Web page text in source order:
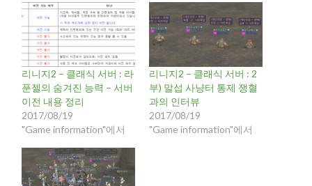
리니지2 – 클래식 서버 : 라
푼젤의 숨겨진 능력 – 서버
이전 내용 정리
2017/08/19
"Game information"에서
리니지2 – 클래식 서버 : 2
부) 말섭 사냥터 통제 쟁혈
과의 인터뷰
2017/08/19
"Game information"에서